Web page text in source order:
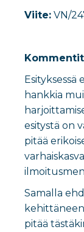
Viite: VN/
hankkia
esitystä on
pitää
Samalla
pitää